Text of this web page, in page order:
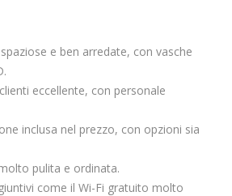
e ben arredate, con vasche
eccellente, con personale
inclusa nel prezzo, con opzioni sia
pulita e ordinata.
come il Wi-Fi gratuito molto